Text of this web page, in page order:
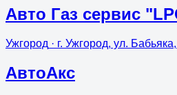
Авто Газ сервис
Ужгород · г. Ужгород, ул.
АвтоАкс